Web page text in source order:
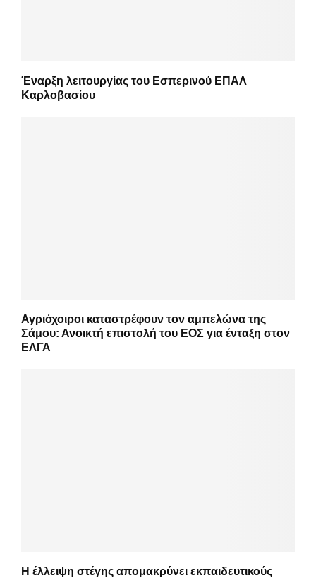
Έναρξη λειτουργίας του Εσπερινού ΕΠΑΛ
Καρλοβασίου
Αγριόχοιροι καταστρέφουν τον αμπελώνα της
Σάμου: Ανοικτή επιστολή του ΕΟΣ για ένταξη στον
ΕΛΓΑ
Η έλλειψη στέγης απομακρύνει εκπαιδευτικούς